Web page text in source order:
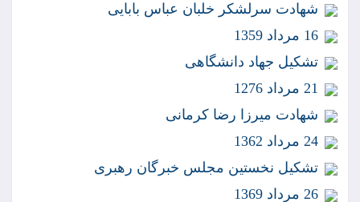
شهادت سرلشكر خلبان عباس بابايى
تشكيل جهاد دانشگاهى
شهادت ميرزا رضا كرمانى
تشكيل نخستين مجلس خبرگان رهبرى